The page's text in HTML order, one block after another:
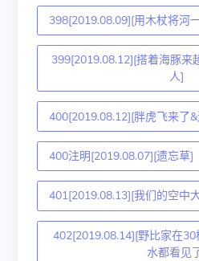
398[2019.08.09][用木杖将河
399[2019.08.12][搭着海豚来
人]
400[2019.08.12][胖虎飞来了
400注明[2019.08.07][遗忘草]
401[2019.08.13][我们的空中
402[2019.08.14][野比家在
水都看见